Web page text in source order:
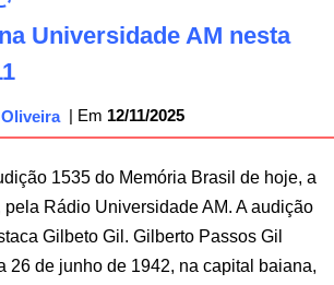
Universidade AM nesta
12/11/2025
1535 do Memória Brasil de hoje, a
pela Rádio Universidade AM. A audição
Gilbeto Gil. Gilberto Passos Gil
26 de junho de 1942, na capital baiana,